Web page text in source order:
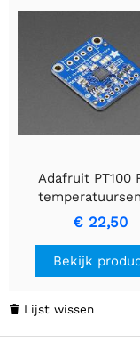
Adafruit PT100
versterker -€ 22,50
Bekijk
 Lijst wissen